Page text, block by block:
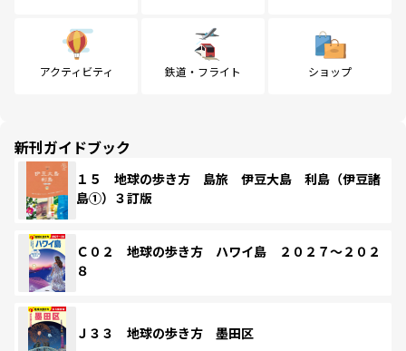
アクティビティ 鉄道・フライト ショップ
新刊ガイドブック
１５ 地球の歩き方 島旅 伊豆大島 利島（伊豆諸
島①）３訂版
Ｃ０２ 地球の歩き方 ハワイ島 ２０２７～２０２
８
Ｊ３３ 地球の歩き方 墨田区